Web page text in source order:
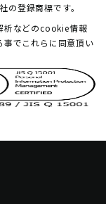
の登録商標です。
析などのcookie情報
事でこれらに同意頂い